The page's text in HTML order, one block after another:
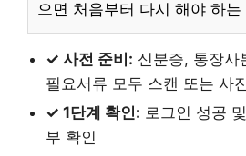
으면 처음부터 다시 해야 하
✓ 사전 준비: 신분증, 통장사
필요서류 모두 스캔 또는 사
✓ 1단계 확인: 로그인 성공
부 확인